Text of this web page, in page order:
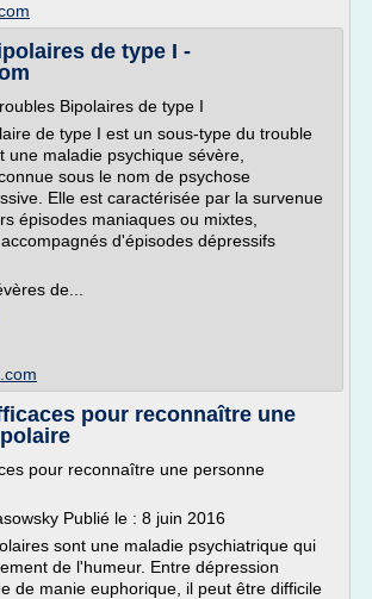
de type I -
Bipolaires de type I
de type I est un sous-type du trouble
une maladie psychique sévère,
sous le nom de psychose
Elle est caractérisée par la survenue
épisodes maniaques ou mixtes,
d'épisodes dépressifs
de...
pour reconnaître une
pour reconnaître une personne
Publié le : 8 juin 2016
sont une maladie psychiatrique qui
de l'humeur. Entre dépression
de manie euphorique, il peut être difficile